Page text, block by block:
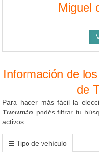
Miguel
Información de
de
Para hacer más fácil la
Tucumán podés filtrar tu
activos:
Tipo de vehículo